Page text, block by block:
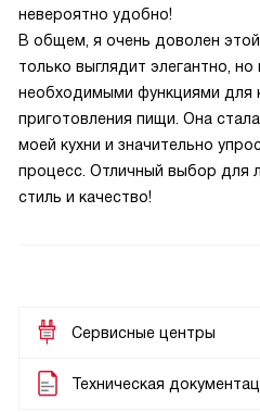
невероятно удобно!
В общем, я очень доволен
только выглядит элегантно,
необходимыми функциями для
приготовления пищи. Она
моей кухни и значительно
процесс. Отличный выбор для
стиль и качество!
Сервисные центры
Техническая